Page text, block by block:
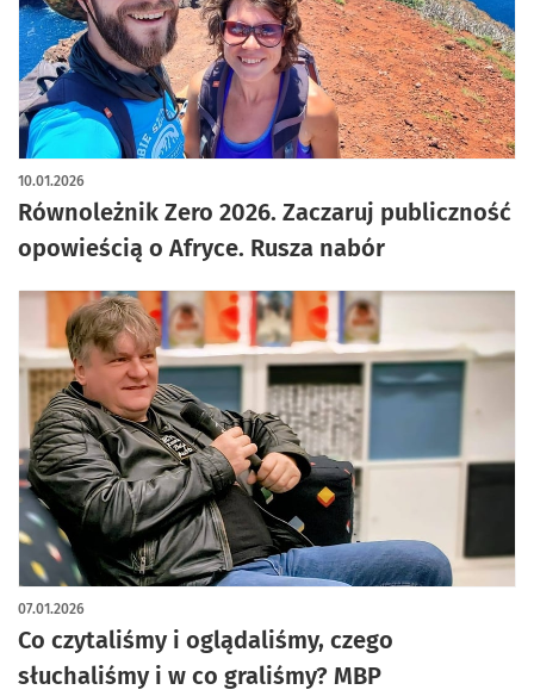
Równoleżnik Zero 2026. Zaczaruj publiczność
opowieścią o Afryce. Rusza nabór
10.01.2026
artykuł z galerią zdjęć
Co czytaliśmy i oglądaliśmy, czego
słuchaliśmy i w co graliśmy? MBP
07.01.2026